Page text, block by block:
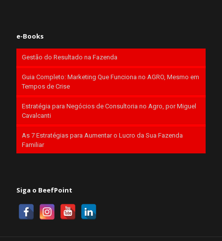
e-Books
Gestão do Resultado na Fazenda
Guia Completo: Marketing Que Funciona no AGRO, Mesmo em
Tempos de Crise
Estratégia para Negócios de Consultoria no Agro, por Miguel
Cavalcanti
As 7 Estratégias para Aumentar o Lucro da Sua Fazenda
Familiar
Siga o BeefPoint